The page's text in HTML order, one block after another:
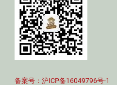
备案号：沪ICP备16049796号-1